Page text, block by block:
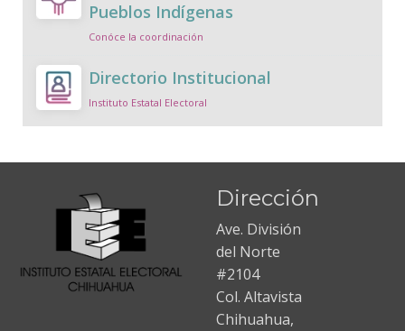
Pueblos Indígenas
Conóce la coordinación
Directorio Institucional
Instituto Estatal Electoral
Dirección
Ave. División
del Norte
#2104
Col. Altavista
Chihuahua,